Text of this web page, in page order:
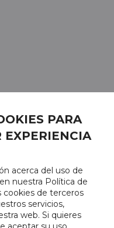
PARA
EXPERIENCIA
acerca del uso de
nuestra Política de
cookies de terceros
servicios,
web. Si quieres